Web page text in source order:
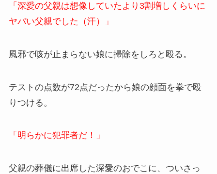
「深愛の父親は想像していたより3割増しくらいに
ヤバい父親でした（汗）」
風邪で咳が止まらない娘に掃除をしろと殴る。
テストの点数が72点だったから娘の顔面を拳で殴
りつける。
「明らかに犯罪者だ！」
父親の葬儀に出席した深愛のおでこに、ついさっ